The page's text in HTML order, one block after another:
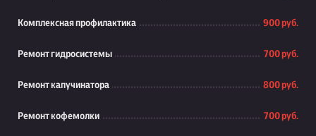
Комплексная профилактика 900 руб.
Ремонт гидросистемы 700 руб.
Ремонт капучинатора 800 руб.
Ремонт кофемолки 700 руб.